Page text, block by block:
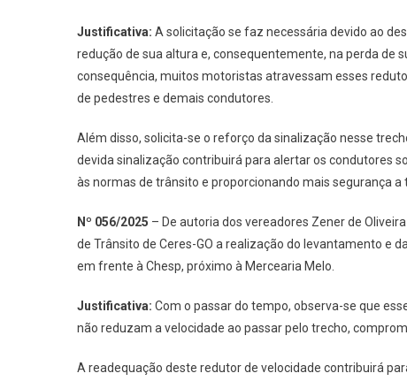
Justificativa: A solicitação se faz necessária devido ao
redução de sua altura e, consequentemente, na perda de
consequência, muitos motoristas atravessam esses
de pedestres e demais condutores.
Além disso, solicita-se o reforço da sinalização nesse
devida sinalização contribuirá para alertar os condutores
às normas de trânsito e proporcionando mais segurança a
Nº 056/2025 – De autoria dos vereadores Zener de
de Trânsito de Ceres-GO a realização do levantamento e
em frente à Chesp, próximo à Mercearia Melo.
Justificativa: Com o passar do tempo, observa-se que
não reduzam a velocidade ao passar pelo trecho,
A readequação deste redutor de velocidade contribuirá